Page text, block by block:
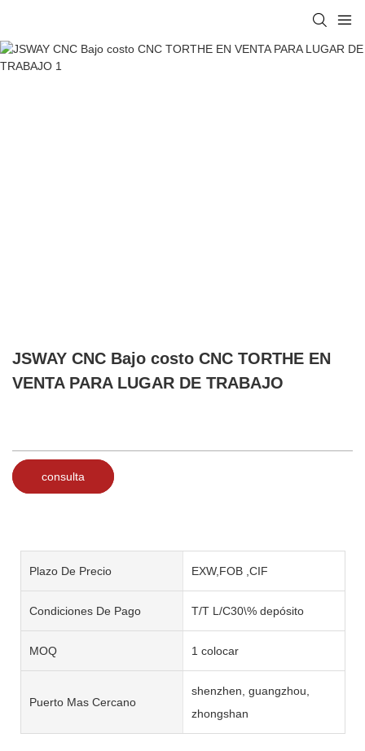
JSWAY CNC Bajo costo CNC TORTHE EN
VENTA PARA LUGAR DE TRABAJO
consulta
Plazo De Precio EXW,FOB ,CIF
Condiciones De Pago T/T L/C30\% depósito
MOQ 1 colocar
Puerto Mas Cercano
shenzhen, guangzhou,
zhongshan